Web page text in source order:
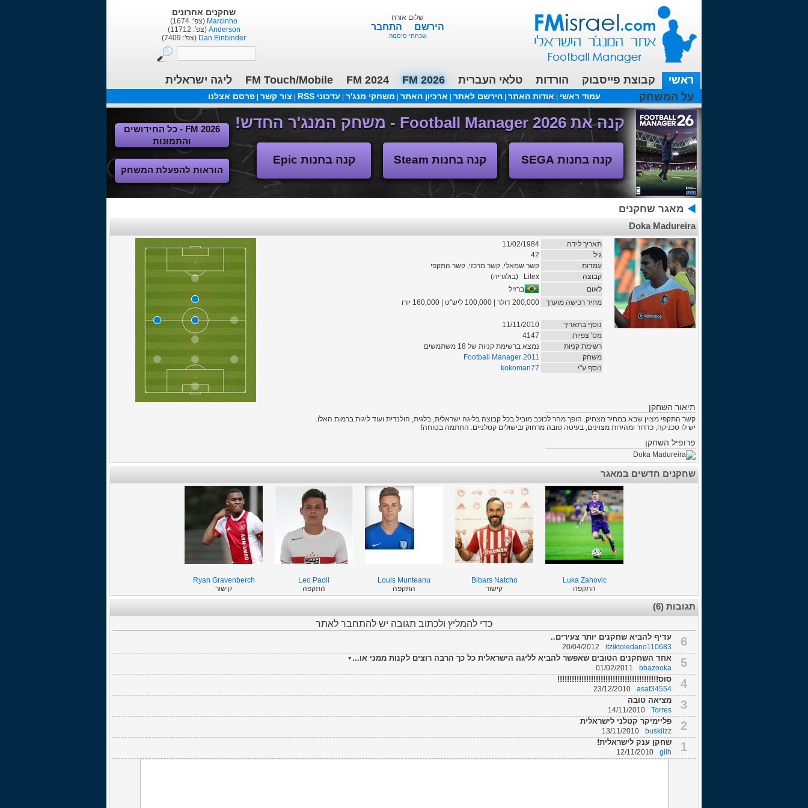
שחקנים אחרונים
Marcinho (צפ': 1674)
Anderson (צפ': 11712)
Dan Einbinder (צפ': 7409)
שלום אורח
הירשם התחבר
שכחתי סיסמה
ראשי קבוצת פייסבוק הורדות טלאי העברית FM 2026
FM 2024
FM Touch/Mobile
ליגה ישראלית
על המשחק
עמוד ראשי אודות האתר |הירשם לאתר ארכיון האתר משחקי מנג'ר עדכוני RSS צור קשר פרסם אצלנו
עכשיו בפורומים:מנג'ר 2010 - טבלת הליגה
קנה את Football Manager 2026 - משחק המנג'ר החדש!
קנה בחנות SEGA קנה בחנות Steam קנה בחנות Epic
FM 2026 - כל החידושים
והתמונות
הוראות להפעלת המשחק
מאגר שחקנים
Doka Madureira
תאריך לידה
11/02/1984
גיל
42
עמדות
קשר שמאלי, קשר מרכזי, קשר התקפי
קבוצה
Litex
(בולגריה)
לאום
ברזיל
מחיר רכישה מוערך
200,000 דולר | 100,000 ליש"ט | 160,000 יורו
נוסף בתאריך
11/11/2010
מס' צפיות
4147
רשימת קניות
נמצא ברשימת קניות של 18 משתמשים
משחק
Football Manager 2011
נוסף ע"י
kokoman77
תיאור השחקן
קשר התקפי מצוין שבא במחיר מצחיק. הופך מהר לכוכב מוביל בכל קבוצה בליגה ישראלית, בלגית, הולנדית ועוד ליגות ברמות האלו.
יש לו טכניקה, כדרור ומהירות מצוינים, בעיטה טובה מרחוק ובישולים קטלניים. החתמה בטוחה!
פרופיל השחקן
שחקנים חדשים במאגר
Luka Zahovic
התקפה
Bibars Natcho
קישור
Louis Munteanu
התקפה
Leo Paoli
התקפה
Ryan Gravenberch
קישור
תגובות (6)
כדי להמליץ ולכתוב תגובה יש להתחבר לאתר
6 עדיף להביא שחקנים יותר צעירים..
itziktoledano110683
20/04/2012
5 אחד השחקנים הטובים שאפשר להביא לליגה הישראלית כל כך הרבה רוצים לקנות ממני או...
bbazooka
01/02/2011
4 סוס!!!!!!!!!!!!!!!!!!!!!!!!!!!!!!!!!!!!!!!!!!
asaf34554
23/12/2010
3 מציאה טובה
Torres
14/11/2010
2 פליימיקר קטלני לישראלית
buskilzz
13/11/2010
1 שחקן ענק לישראלית!
gilh
12/11/2010